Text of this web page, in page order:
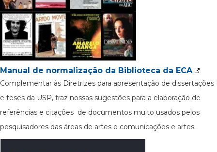
Manual de normalização da Biblioteca da ECA
Complementar às Diretrizes para apresentação de dissertações
e teses da USP, traz nossas sugestões para a elaboração de
referências e citações de documentos muito usados pelos
pesquisadores das áreas de artes e comunicações e artes.